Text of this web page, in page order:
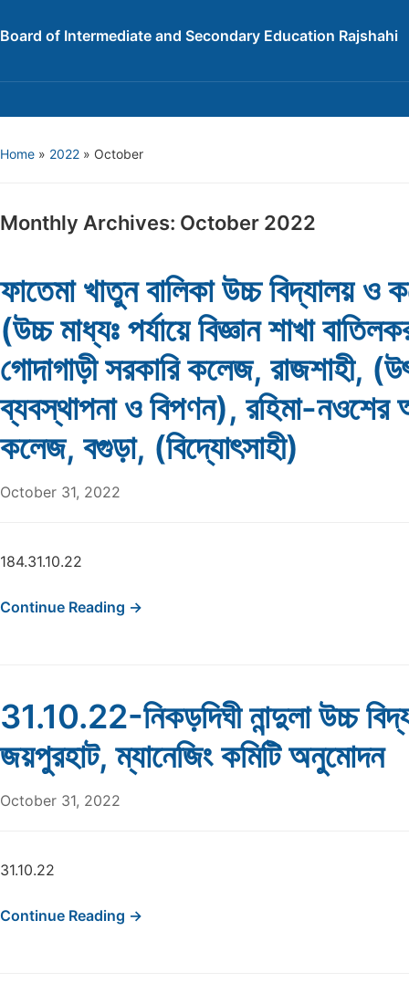
Board of Intermediate and Secondary Education Rajshahi
Home » 2022 » October
Monthly Archives: October 2022
ফাতেমা খাতুন বালিকা উচ্চ বিদ্যালয় ও
(উচ্চ মাধ্যঃ পর্যায়ে বিজ্ঞান শাখা
গোদাগাড়ী সরকারি কলেজ, রাজশাহী,
ব্যবস্থাপনা ও বিপণন), রহিমা-নওশের
কলেজ, বগুড়া, (বিদ্যোৎসাহী)
October 31, 2022
184.31.10.22
Continue Reading →
31.10.22-নিকড়দিঘী নান্দুলা উচ্চ
জয়পুরহাট, ম্যানেজিং কমিটি অনুমোদন
October 31, 2022
31.10.22
Continue Reading →